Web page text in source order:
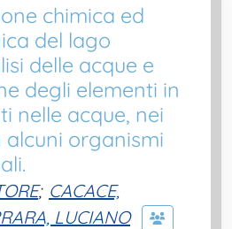
chimica ed
del lago
delle acque e
degli elementi in
nelle acque, nei
alcuni organismi
; CACACE,
LUCIANO